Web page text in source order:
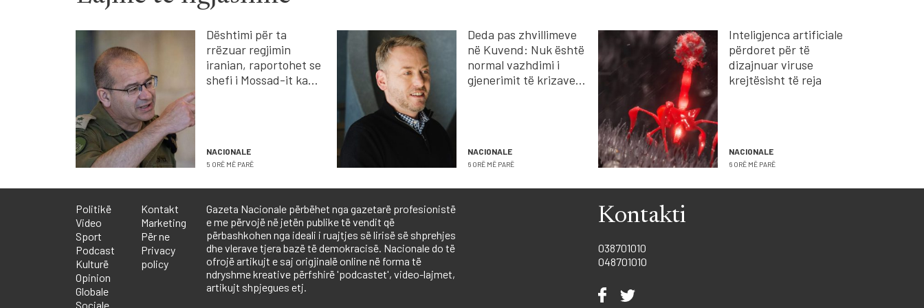
Dështimi për ta
rrëzuar regjimin
iranian, raportohet se
shefi i Mossad-it ka
NACIONALE
5 ORË MË PARË
Deda pas zhvillimeve
në Kuvend: Nuk është
normal vazhdimi i
gjenerimit të krizave
NACIONALE
6 ORË MË PARË
Inteligjenca artificiale
përdoret për të
dizajnuar viruse
krejtësisht të reja
NACIONALE
6 ORË MË PARË
Politikë
Video
Sport
Podcast
Kulturë
Opinion
Globale
Sociale
Kontakt
Marketing
Për ne
Privacy
policy
Gazeta Nacionale përbëhet nga gazetarë profesionistë
e me përvojë në jetën publike të vendit që
përbashkohen nga ideali i ruajtjes së lirisë së shprehjes
dhe vlerave tjera bazë të demokracisë. Nacionale do të
ofrojë artikujt e saj origjinalë online në forma të
ndryshme kreative përfshirë 'podcastet', video-lajmet,
artikujt shpjegues etj.
Kontakti
038701010
048701010